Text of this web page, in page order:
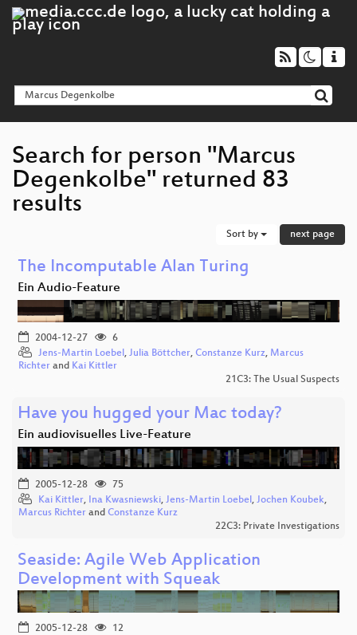
Search for person "Marcus
Degenkolbe" returned 83
results
Sort by next page
The Incomputable Alan Turing
Ein Audio-Feature
2004-12-27
6
Jens-Martin Loebel, Julia Böttcher, Constanze Kurz, Marcus
Richter and Kai Kittler
21C3: The Usual Suspects
Have you hugged your Mac today?
Ein audiovisuelles Live-Feature
2005-12-28
75
Kai Kittler, Ina Kwasniewski, Jens-Martin Loebel, Jochen Koubek,
Marcus Richter and Constanze Kurz
22C3: Private Investigations
Seaside: Agile Web Application
Development with Squeak
2005-12-28
12